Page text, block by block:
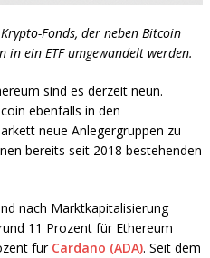
Fonds, der neben Bitcoin
in ein ETF umgewandelt werden.
sind es derzeit neun.
ebenfalls in den
neue Anlegergruppen zu
bereits seit 2018 bestehenden
nach Marktkapitalisierung
11 Prozent für Ethereum
für Cardano (ADA). Seit dem